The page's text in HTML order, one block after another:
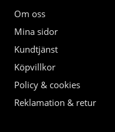
Om oss
Mina sidor
Kundtjänst
Köpvillkor
Policy & cookies
Reklamation & retur